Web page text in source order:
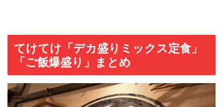
てけてけ「デカ盛りミックス定食」
「ご飯爆盛り」まとめ